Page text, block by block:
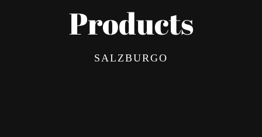
Products
SALZBURGO